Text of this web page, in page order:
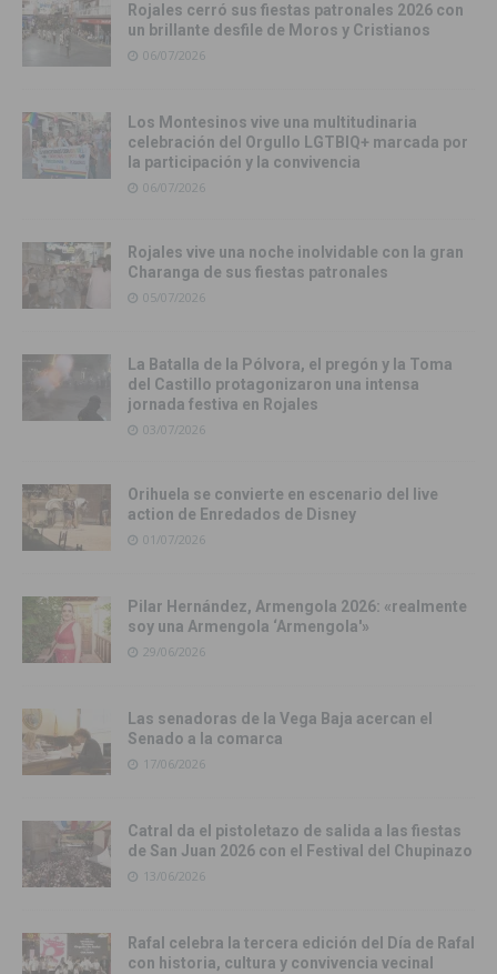
Rojales cerró sus fiestas patronales 2026 con
un brillante desfile de Moros y Cristianos
06/07/2026
Los Montesinos vive una multitudinaria
celebración del Orgullo LGTBIQ+ marcada por
la participación y la convivencia
06/07/2026
Rojales vive una noche inolvidable con la gran
Charanga de sus fiestas patronales
05/07/2026
La Batalla de la Pólvora, el pregón y la Toma
del Castillo protagonizaron una intensa
jornada festiva en Rojales
03/07/2026
Orihuela se convierte en escenario del live
action de Enredados de Disney
01/07/2026
Pilar Hernández, Armengola 2026: «realmente
soy una Armengola ‘Armengola'»
29/06/2026
Las senadoras de la Vega Baja acercan el
Senado a la comarca
17/06/2026
Catral da el pistoletazo de salida a las fiestas
de San Juan 2026 con el Festival del Chupinazo
13/06/2026
Rafal celebra la tercera edición del Día de Rafal
con historia, cultura y convivencia vecinal